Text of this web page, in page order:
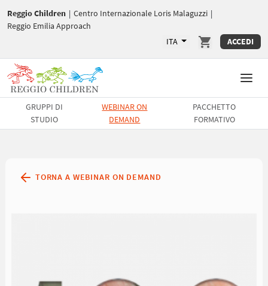
Reggio Children | Centro Internazionale Loris Malaguzzi |
Reggio Emilia Approach
ITA
ACCEDI
GRUPPI DI
STUDIO
WEBINAR ON
DEMAND
PACCHETTO
FORMATIVO
TORNA A WEBINAR ON DEMAND